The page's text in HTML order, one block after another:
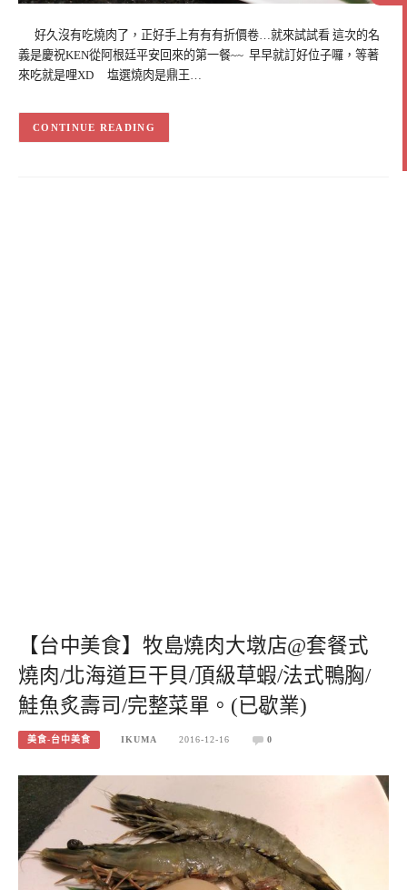
好久沒有吃燒肉了，正好手上有有有折價卷…就來試試看 這次的名
義是慶祝KEN從阿根廷平安回來的第一餐~~ 早早就訂好位子囉，等著
來吃就是哩XD 塩選燒肉是鼎王…
CONTINUE READING
【台中美食】牧島燒肉大墩店@套餐式
燒肉/北海道巨干貝/頂級草蝦/法式鴨胸/
鮭魚炙壽司/完整菜單。(已歇業)
美食-台中美食 IKUMA 2016-12-16 0